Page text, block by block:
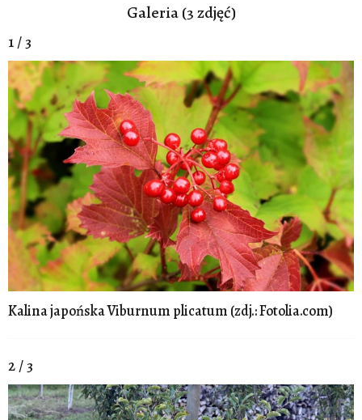
Galeria (3 zdjęć)
1 / 3
Kalina japońska Viburnum plicatum (zdj.: Fotolia.com)
2 / 3